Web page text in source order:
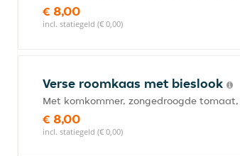
€ 8,00
incl. statiegeld (€ 0,00)
Verse roomkaas met bieslook
Met komkommer, zongedroogde
€ 8,00
incl. statiegeld (€ 0,00)